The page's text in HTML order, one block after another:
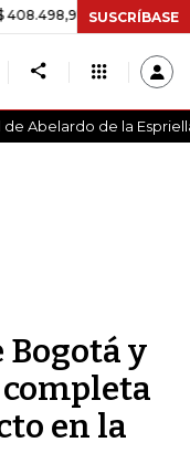
+$ 8.753,81 +2,19%
SUSCRÍBASE
Abelardo de la
y
en la